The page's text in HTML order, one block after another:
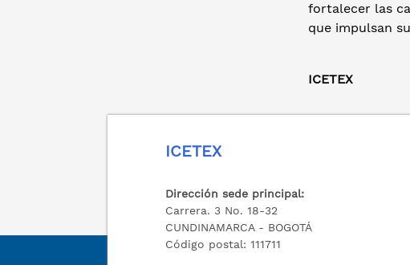
fortalecer las
que impulsan
ICETEX
ICETEX
Dirección sede principal:
Carrera. 3 No. 18-32
CUNDINAMARCA - BOGOTÁ
Código postal: 111711